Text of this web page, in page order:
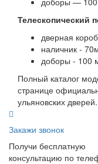
Телескопический
дверная
наличник -
доборы - 100
Полный каталог
странице
ульяновских дверей.
Закажи звонок
Получи бесплатную
консультацию по